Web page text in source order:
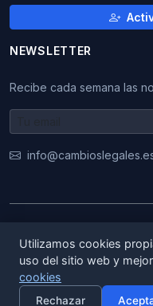
NEWSLETTER
Recibe cada semana las
Utilizamos cookies
uso del sitio web y
cookies
Rechazar